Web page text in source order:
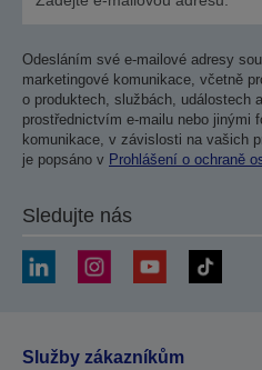
Odesláním své e-mailové adresy
marketingové komunikace, včetně
o produktech, službách, událostech
prostřednictvím e-mailu nebo jinými
komunikace, v závislosti na vašich
je popsáno v Prohlášení o ochraně
Sledujte nás
Služby zákazníkům